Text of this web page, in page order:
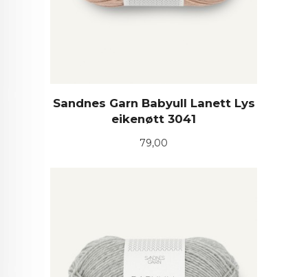
Sandnes Garn Babyull Lanett Lys
eikenøtt 3041
Pris
79,00